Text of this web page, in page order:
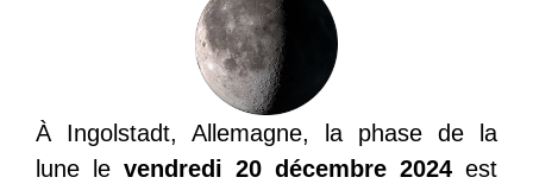
À Ingolstadt, Allemagne, la phase de la
lune le vendredi 20 décembre 2024 est